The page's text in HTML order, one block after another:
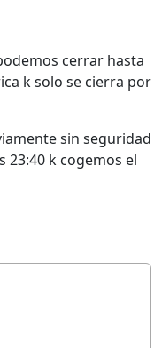
cerrar hasta
k solo se cierra por
sin seguridad
23:40 k cogemos el